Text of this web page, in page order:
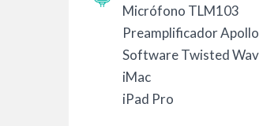
Micrófono TLM103
Preamplificador Apollo
Software Twisted Wav
iMac
iPad Pro